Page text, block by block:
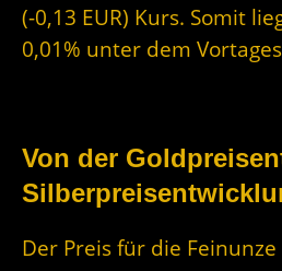
(-0,13 EUR) Kurs. Somit
0,01% unter dem
Von der
Der Preis für die